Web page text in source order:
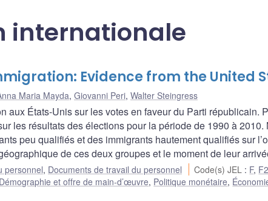
internationale
Evidence from the United
Maria Mayda, Giovanni Peri, Walter Steingress
aux États-Unis sur les votes en faveur du Parti républicain.
les résultats des élections pour la période de 1990 à 2010.
peu qualifiés et des immigrants hautement qualifiés sur
de ces deux groupes et le moment de leur
personnel, Documents de travail du personnel Code(s) JEL : F, F2
Démographie et offre de main-d’œuvre, Politique monétaire,